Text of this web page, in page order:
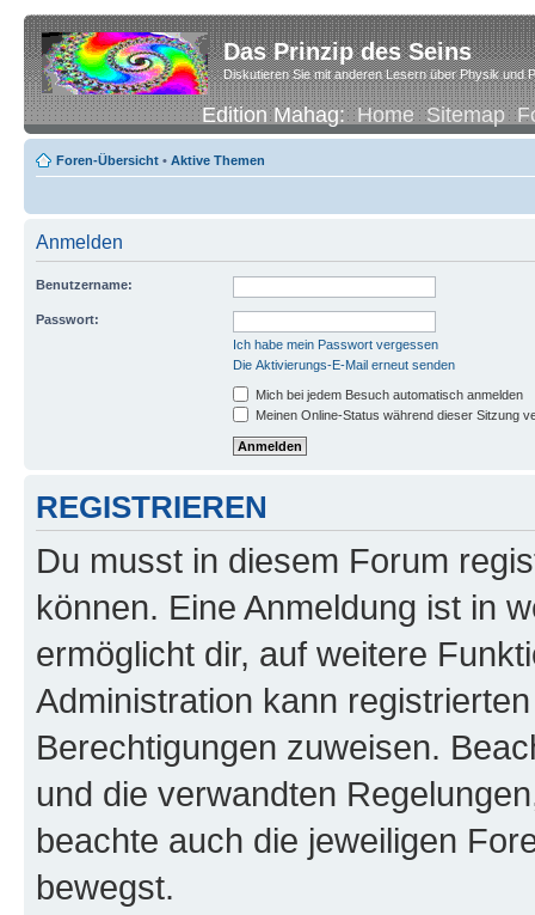
Das Prinzip des Seins
Diskutieren Sie mit anderen Lesern über Physik und
Edition Mahag:Home Sitemap
Foren-Übersicht • Aktive Themen
Anmelden
Benutzername:
Passwort:
Ich habe mein Passwort vergessen
Die Aktivierungs-E-Mail erneut senden
Mich bei jedem Besuch automatisch anmelden
Meinen Online-Status während dieser Sitzung
REGISTRIEREN
Du musst in diesem Forum
können. Eine Anmeldung ist in
ermöglicht dir, auf weitere
Administration kann
Berechtigungen zuweisen.
und die verwandten
beachte auch die jeweiligen
bewegst.